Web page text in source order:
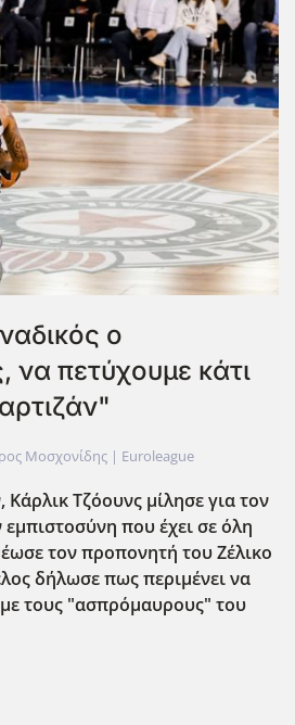
ο
να πετύχουμε κάτι
Μοσχονίδης | Euroleague
Τζόουνς μίλησε για τον
που έχει σε όλη
τον προπονητή του Ζέλικο
δήλωσε πως περιμένει να
με τους "ασπρόμαυρους" του